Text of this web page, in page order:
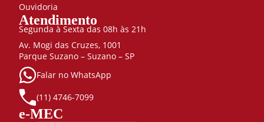
Ouvidoria
Atendimento
Segunda à Sexta das 08h às 21h
Av. Mogi das Cruzes, 1001
Parque Suzano – Suzano – SP
Falar no WhatsApp
(11) 4746-7099
e-MEC